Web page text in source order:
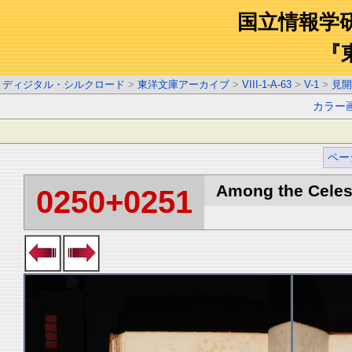
国立情報学
『
ディジタル・シルクロード > 東洋文庫アーカイブ > VIII-1-A-63 > V-1 > 見
カラー
ペー
0250+0251 Among the